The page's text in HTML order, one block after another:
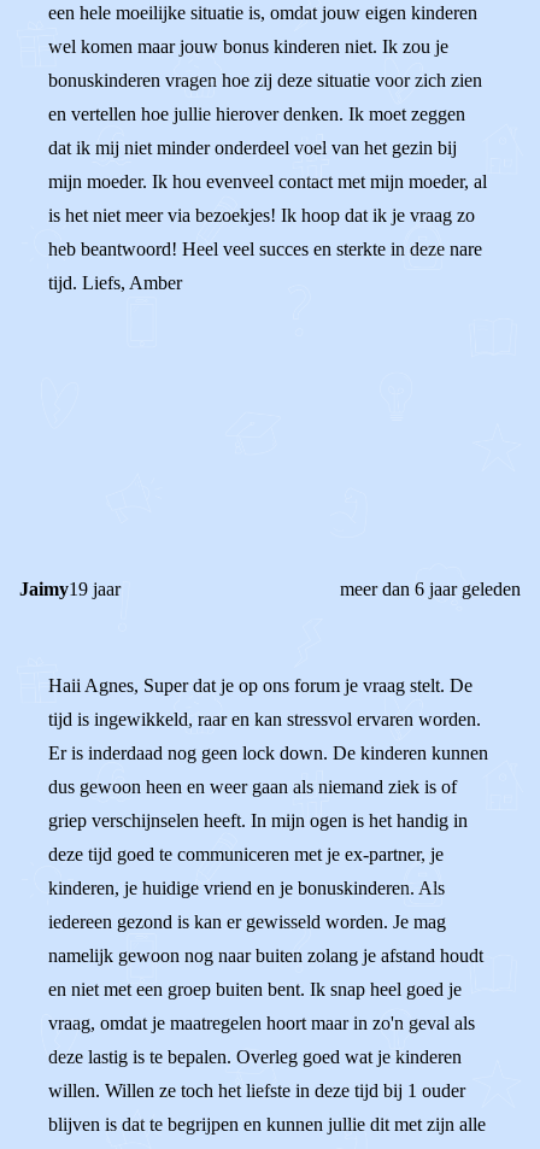
een hele moeilijke situatie is, omdat jouw eigen kinderen
wel komen maar jouw bonus kinderen niet. Ik zou je
bonuskinderen vragen hoe zij deze situatie voor zich zien
en vertellen hoe jullie hierover denken. Ik moet zeggen
dat ik mij niet minder onderdeel voel van het gezin bij
mijn moeder. Ik hou evenveel contact met mijn moeder, al
is het niet meer via bezoekjes! Ik hoop dat ik je vraag zo
heb beantwoord! Heel veel succes en sterkte in deze nare
tijd. Liefs, Amber
Jaimy19 jaar meer dan 6 jaar geleden
Haii Agnes, Super dat je op ons forum je vraag stelt. De
tijd is ingewikkeld, raar en kan stressvol ervaren worden.
Er is inderdaad nog geen lock down. De kinderen kunnen
dus gewoon heen en weer gaan als niemand ziek is of
griep verschijnselen heeft. In mijn ogen is het handig in
deze tijd goed te communiceren met je ex-partner, je
kinderen, je huidige vriend en je bonuskinderen. Als
iedereen gezond is kan er gewisseld worden. Je mag
namelijk gewoon nog naar buiten zolang je afstand houdt
en niet met een groep buiten bent. Ik snap heel goed je
vraag, omdat je maatregelen hoort maar in zo'n geval als
deze lastig is te bepalen. Overleg goed wat je kinderen
willen. Willen ze toch het liefste in deze tijd bij 1 ouder
blijven is dat te begrijpen en kunnen jullie dit met zijn alle